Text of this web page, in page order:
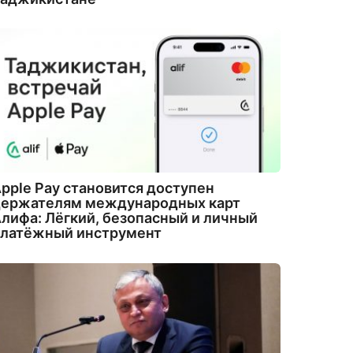
Pay становится доступен
международных карт
Лёгкий, безопасный и личный
инструмент